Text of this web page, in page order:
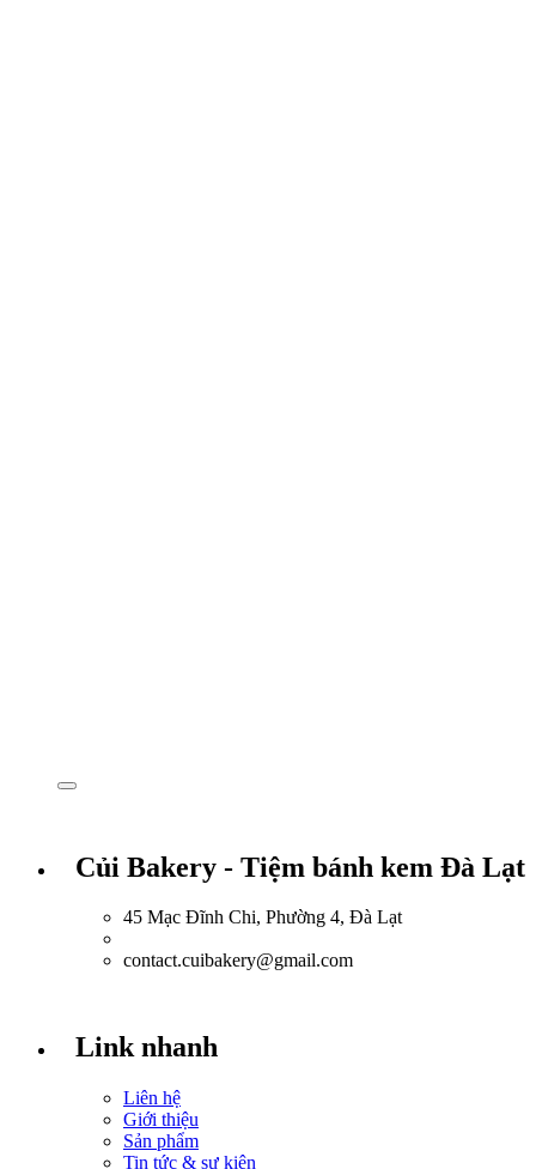
Củi Bakery - Tiệm bánh kem Đà Lạt
45 Mạc Đĩnh Chi, Phường 4, Đà Lạt
contact.cuibakery@gmail.com
Link nhanh
Liên hệ
Giới thiệu
Sản phẩm
Tin tức & sự kiện